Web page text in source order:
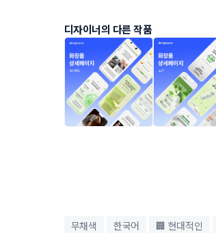
디자이너의 다른 작품
무채색 한국어 🏢 현대적인